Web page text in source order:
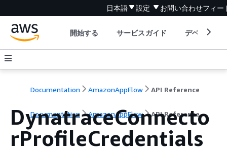
日本語 設定 お問い合わせフィー
開始する サービスガイド デベロッパ
Documentation AmazonAppFlow API Reference
Documentation AmazonAppFlow API Reference
DynatraceConnecto
rProfileCredentials